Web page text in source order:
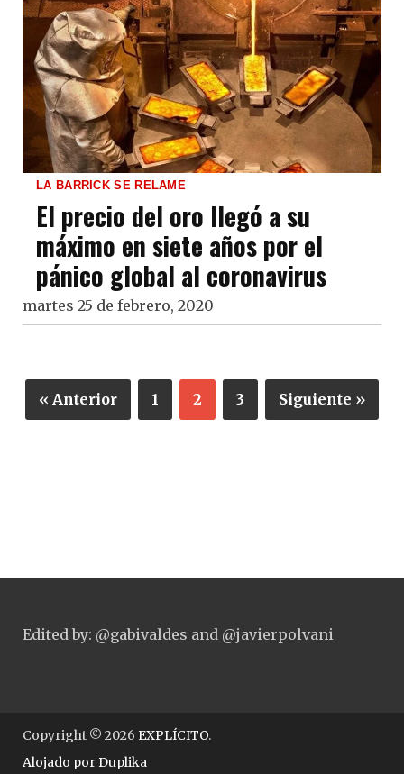
LA BARRICK SE RELAME
El precio del oro llegó a su
máximo en siete años por el
pánico global al coronavirus
martes 25 de febrero, 2020
« Anterior 1 2 3 Siguiente »
Edited by: @gabivaldes and @javierpolvani
Copyright © 2026 EXPLÍCITO.
Alojado porDuplika